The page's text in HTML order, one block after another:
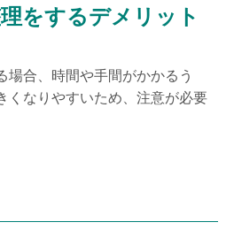
をするデメリット
場合、時間や手間がかかるう
くなりやすいため、注意が必要